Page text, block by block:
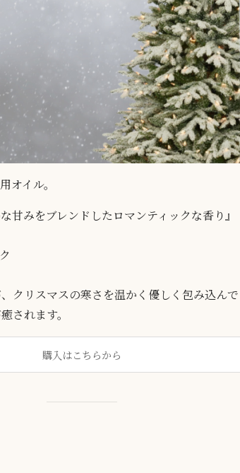
イル。
甘みをブレンドしたロマンティックな香り』
クリスマスの寒さを温かく優しく包み込ん
されます。
購入はこちらから